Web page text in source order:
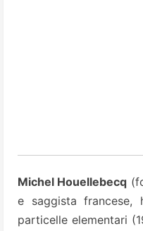
Michel Houellebecq
e saggista francese,
particelle elementari